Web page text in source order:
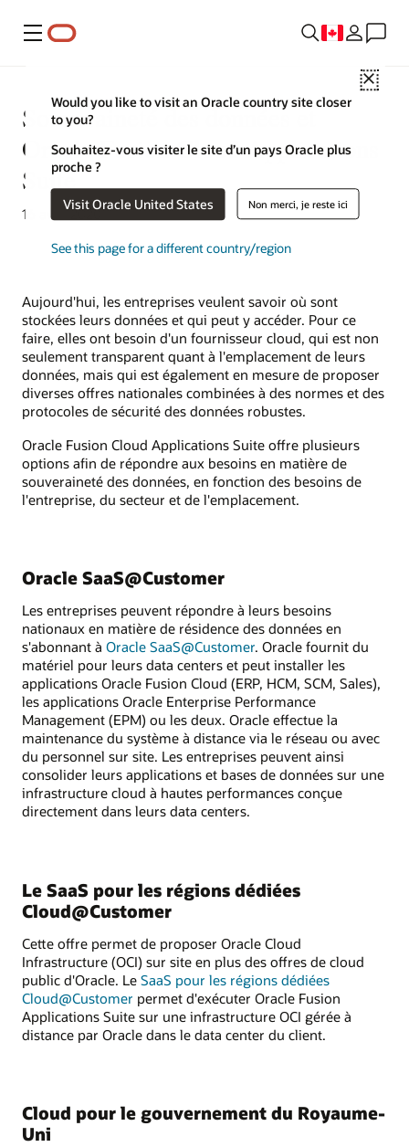
Menu
Close
Would you like to visit an Oracle country site closer
to you?
Souhaitez-vous visiter le site d’un pays Oracle plus
proche ?
Visit Oracle United States Non merci, je reste ici
See this page for a different country/region
Souveraineté des données et
Oracle Fusion Cloud Applications
Suite
16 avril 2020
Aujourd'hui, les entreprises veulent savoir où sont
stockées leurs données et qui peut y accéder. Pour ce
faire, elles ont besoin d'un fournisseur cloud, qui est non
seulement transparent quant à l'emplacement de leurs
données, mais qui est également en mesure de proposer
diverses offres nationales combinées à des normes et des
protocoles de sécurité des données robustes.
Oracle Fusion Cloud Applications Suite offre plusieurs
options afin de répondre aux besoins en matière de
souveraineté des données, en fonction des besoins de
l'entreprise, du secteur et de l'emplacement.
Oracle SaaS@Customer
Les entreprises peuvent répondre à leurs besoins
nationaux en matière de résidence des données en
s'abonnant à Oracle SaaS@Customer. Oracle fournit du
matériel pour leurs data centers et peut installer les
applications Oracle Fusion Cloud (ERP, HCM, SCM, Sales),
les applications Oracle Enterprise Performance
Management (EPM) ou les deux. Oracle effectue la
maintenance du système à distance via le réseau ou avec
du personnel sur site. Les entreprises peuvent ainsi
consolider leurs applications et bases de données sur une
infrastructure cloud à hautes performances conçue
directement dans leurs data centers.
Le SaaS pour les régions dédiées
Cloud@Customer
Cette offre permet de proposer Oracle Cloud
Infrastructure (OCI) sur site en plus des offres de cloud
public d'Oracle. Le SaaS pour les régions dédiées
Cloud@Customer permet d'exécuter Oracle Fusion
Applications Suite sur une infrastructure OCI gérée à
distance par Oracle dans le data center du client.
Cloud pour le gouvernement du Royaume-
Uni